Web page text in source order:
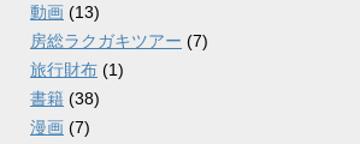
動画 (13)
房総ラクガキツアー (7)
旅行財布 (1)
書籍 (38)
漫画 (7)